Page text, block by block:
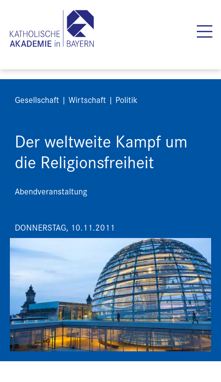
Gesellschaft | Wirtschaft | Politik
Der weltweite Kampf um
die Religionsfreiheit
Abendveranstaltung
DONNERSTAG, 10.11.2011